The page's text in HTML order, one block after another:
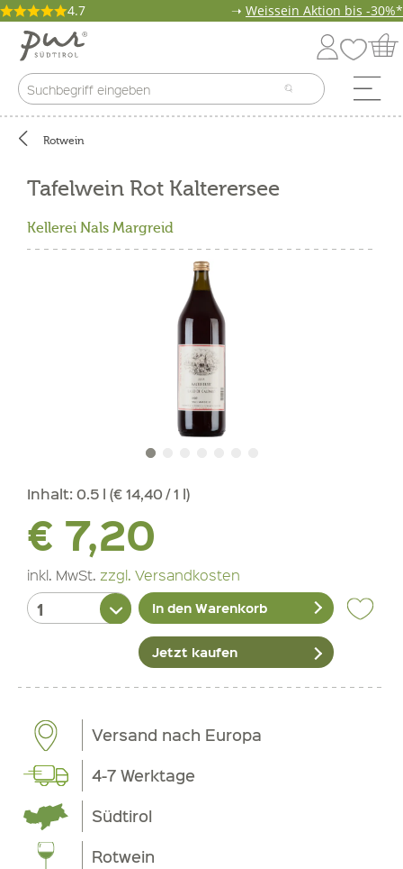
4.7 ➝ Weissein Aktion bis -30%*
Rotwein
Tafelwein Rot Kalterersee
Kellerei Nals Margreid
Inhalt: 0.5 l (€ 14,40 / 1 l)
€ 7,20
inkl. MwSt. zzgl. Versandkosten
In den Warenkorb
Jetzt kaufen
Versand nach Europa
4-7 Werktage
Südtirol
Rotwein